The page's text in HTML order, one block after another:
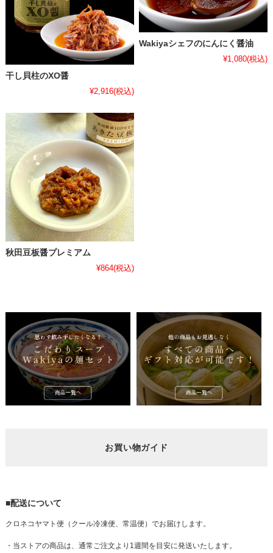
干し貝柱のXO醤
¥2,916(税込)
Wakiyaシェフのにんにく醤油
¥1,080(税込)
秋田豆板醤プレミアム
¥864(税込)
お買い物ガイド
■配送について
クロネコヤマト便（クール冷凍便、常温便）でお届けします。
・当ストアの商品は、通常ご注文より1週間を目安に発送いたします。